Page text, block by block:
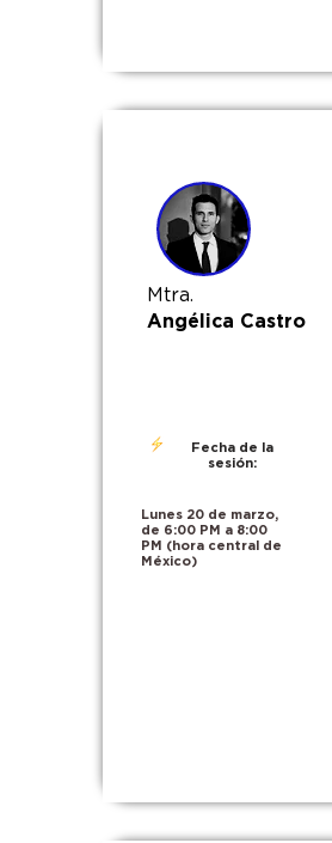
Mtra.
Angélica Castro
Fecha de la
sesión:
Lunes 20 de marzo,
de 6:00 PM a 8:00
PM (hora central de
México)